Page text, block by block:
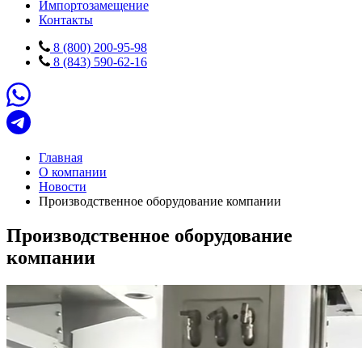
Импортозамещение
Контакты
8 (800) 200-95-98
8 (843) 590-62-16
Главная
О компании
Новости
Производственное оборудование компании
Производственное оборудование
компании